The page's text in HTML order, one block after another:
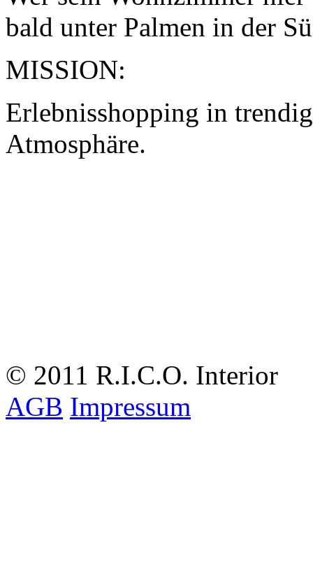
bald unter Palmen in der
MISSION:
Erlebnisshopping in
Atmosphäre.
© 2011 R.I.C.O. Interior
AGB Impressum